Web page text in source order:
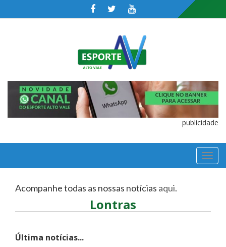
publicidade
Acompanhe todas as nossas notícias aqui.
Lontras
Última notícias...